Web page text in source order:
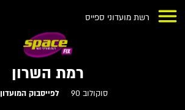
רשת מועדוני ספייס
רמת השרון
סוקולוב 90 לפייסבוק המועדון